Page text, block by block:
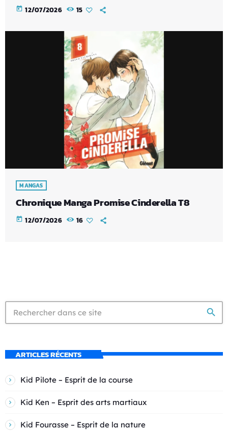
today 12/07/2026 15
MANGAS
Chronique Manga Promise Cinderella T8
today 12/07/2026 16
search
ARTICLES RÉCENTS
Kid Pilote – Esprit de la course
Kid Ken – Esprit des arts martiaux
Kid Fourasse – Esprit de la nature